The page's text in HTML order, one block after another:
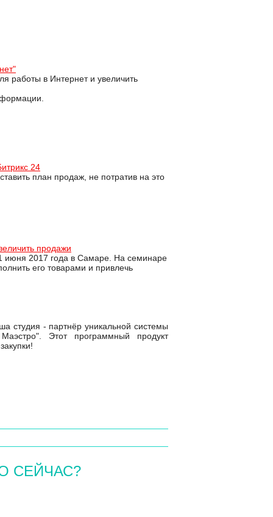
работы в Интернет и увеличить
24
план продаж, не потратив на это
продажи
июня 2017 года в Самаре. На семинаре
его товарами и привлечь
студия - партнёр уникальной системы
Этот программный продукт
СЕЙЧАС?